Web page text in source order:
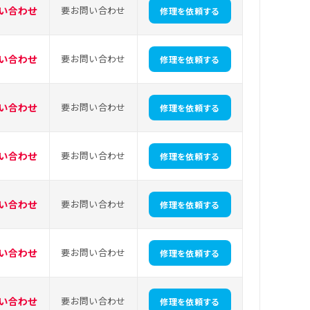
合わせ 要お問い合わせ 修理を依頼する
合わせ 要お問い合わせ 修理を依頼する
合わせ 要お問い合わせ 修理を依頼する
合わせ 要お問い合わせ 修理を依頼する
合わせ 要お問い合わせ 修理を依頼する
合わせ 要お問い合わせ 修理を依頼する
合わせ 要お問い合わせ 修理を依頼する